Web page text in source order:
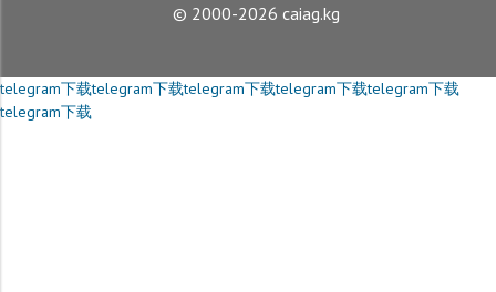
© 2000-2026 caiag.kg
telegram下载telegram下载telegram下载telegram下载telegram下载
telegram下载